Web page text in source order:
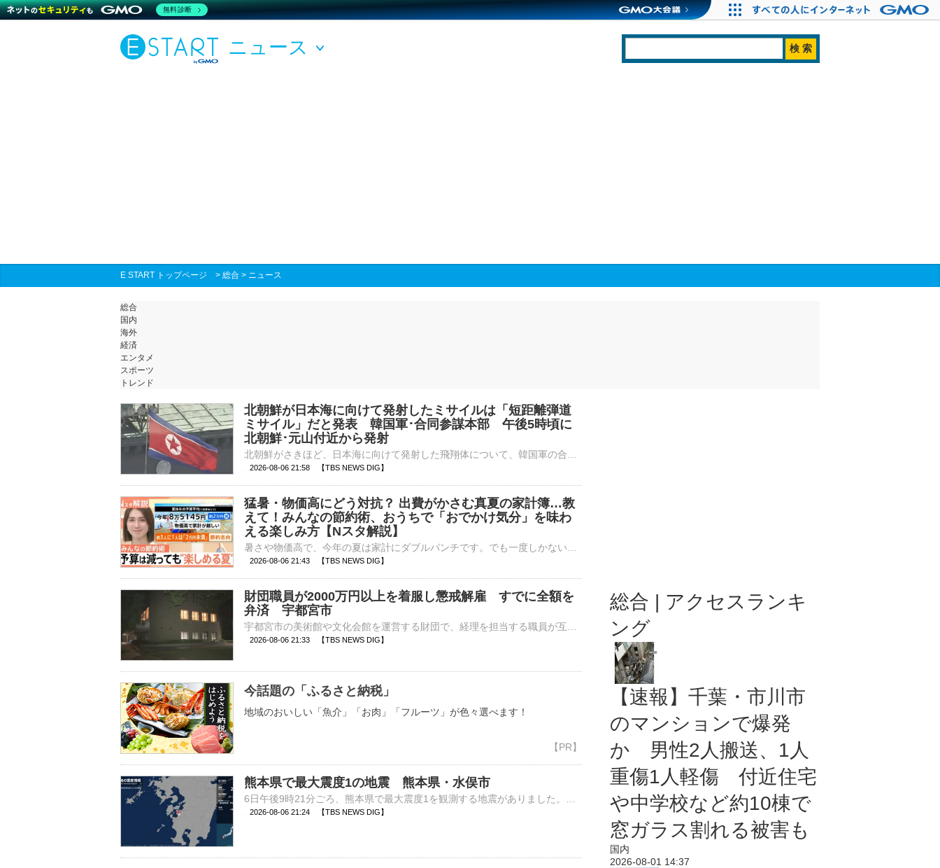
ニュース
E START トップページ > 総合 > ニュース
総合
国内
海外
経済
エンタメ
スポーツ
トレンド
北朝鮮が日本海に向けて発射したミサイルは「短距離弾道
ミサイル」だと発表 韓国軍･合同参謀本部 午後5時頃に
北朝鮮･元山付近から発射
2026-08-06 21:58 【TBS NEWS DIG】
猛暑・物価高にどう対抗？ 出費がかさむ真夏の家計簿…教
えて！みんなの節約術、おうちで「おでかけ気分」を味わ
える楽しみ方【Nスタ解説】
2026-08-06 21:43 【TBS NEWS DIG】
財団職員が2000万円以上を着服し懲戒解雇 すでに全額を
弁済 宇都宮市
2026-08-06 21:33 【TBS NEWS DIG】
今話題の「ふるさと納税」
地域のおいしい「魚介」「お肉」「フルーツ」が色々選べます！
熊本県で最大震度1の地震 熊本県・水俣市
2026-08-06 21:24 【TBS NEWS DIG】
総合 | アクセスランキ
ング
【速報】千葉・市川市
のマンションで爆発
か 男性2人搬送、1人
重傷1人軽傷 付近住宅
や中学校など約10棟で
窓ガラス割れる被害も
国内
2026-08-01 14:37
無料診断